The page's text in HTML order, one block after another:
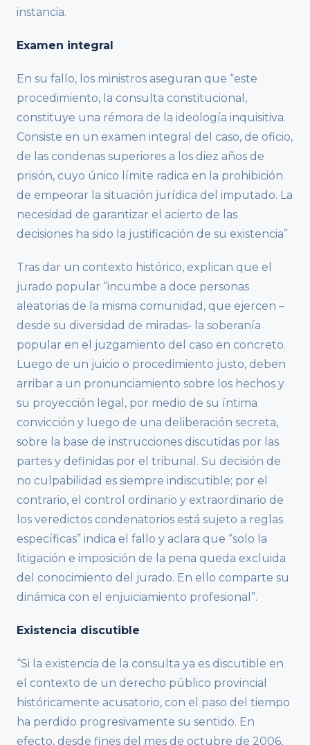
instancia.
Examen integral
En su fallo, los ministros aseguran que “este
procedimiento, la consulta constitucional,
constituye una rémora de la ideología inquisitiva.
Consiste en un examen integral del caso, de oficio,
de las condenas superiores a los diez años de
prisión, cuyo único límite radica en la prohibición
de empeorar la situación jurídica del imputado. La
necesidad de garantizar el acierto de las
decisiones ha sido la justificación de su existencia”
Tras dar un contexto histórico, explican que el
jurado popular “incumbe a doce personas
aleatorias de la misma comunidad, que ejercen –
desde su diversidad de miradas- la soberanía
popular en el juzgamiento del caso en concreto.
Luego de un juicio o procedimiento justo, deben
arribar a un pronunciamiento sobre los hechos y
su proyección legal, por medio de su íntima
convicción y luego de una deliberación secreta,
sobre la base de instrucciones discutidas por las
partes y definidas por el tribunal. Su decisión de
no culpabilidad es siempre indiscutible; por el
contrario, el control ordinario y extraordinario de
los veredictos condenatorios está sujeto a reglas
específicas” indica el fallo y aclara que “solo la
litigación e imposición de la pena queda excluida
del conocimiento del jurado. En ello comparte su
dinámica con el enjuiciamiento profesional”.
Existencia discutible
“Si la existencia de la consulta ya es discutible en
el contexto de un derecho público provincial
históricamente acusatorio, con el paso del tiempo
ha perdido progresivamente su sentido. En
efecto, desde fines del mes de octubre de 2006,